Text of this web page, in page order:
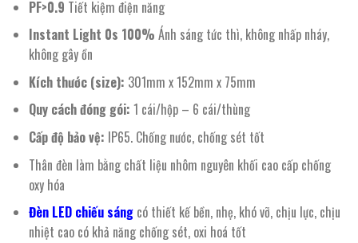
PF>0.9 Tiết kiệm điện năng
Instant Light 0s 100% Ánh sáng tức thì, không nhấp nháy,
không gây ồn
Kích thước (size): 301mm x 152mm x 75mm
Quy cách đóng gói: 1 cái/hộp – 6 cái/thùng
Cấp độ bảo vệ: IP65. Chống nước, chống sét tốt
Thân đèn làm bằng chất liệu nhôm nguyên khối cao cấp chống
oxy hóa
Đèn LED chiếu sáng có thiết kế bền, nhẹ, khó vỡ, chịu lực, chịu
nhiệt cao có khả năng chống sét, oxi hoá tốt